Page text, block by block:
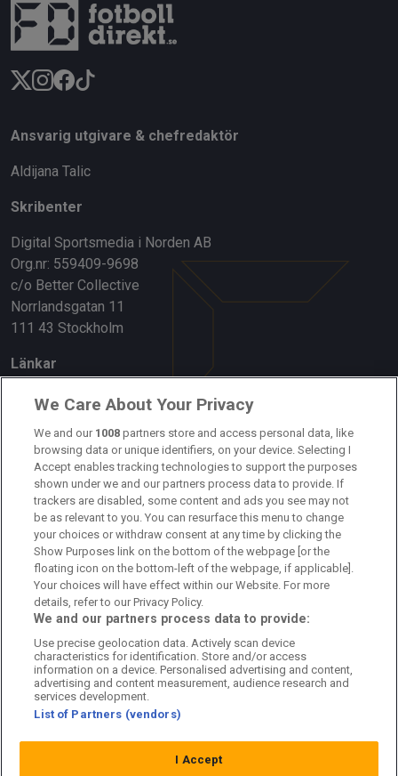
Ansvarig utgivare & chefredaktör
Aldijana Talic
Skribenter
Digital Sportsmedia i Norden AB
Org.nr: 559409-9698
c/o Better Collective
Norrlandsgatan 11
111 43 Stockholm
Länkar
Om oss
Kontakta oss
Kundtjänst
Sponsor: Rekatochklart
Annonsera på Fotbolldirekt
Redaktionell policy
Personuppgiftspolicy
Cookiepolicy
Arkiv
We Care About Your Privacy
We and our 1008 partners store and access personal data, like
browsing data or unique identifiers, on your device. Selecting I
Accept enables tracking technologies to support the purposes
shown under we and our partners process data to provide. If
trackers are disabled, some content and ads you see may not
be as relevant to you. You can resurface this menu to change
your choices or withdraw consent at any time by clicking the
Show Purposes link on the bottom of the webpage [or the
floating icon on the bottom-left of the webpage, if applicable].
Your choices will have effect within our Website. For more
details, refer to our Privacy Policy.
We and our partners process data to provide:
Use precise geolocation data. Actively scan device
characteristics for identification. Store and/or access
information on a device. Personalised advertising and content,
advertising and content measurement, audience research and
services development.
List of Partners (vendors)
I Accept